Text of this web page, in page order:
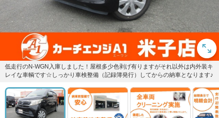
低走行のN-WGN入庫しました！屋根多少色剥げ有りますがそれ以外は内外装キ
レイな車輌です☆しっかり車検整備（記録簿発行）してからの納車となります♪